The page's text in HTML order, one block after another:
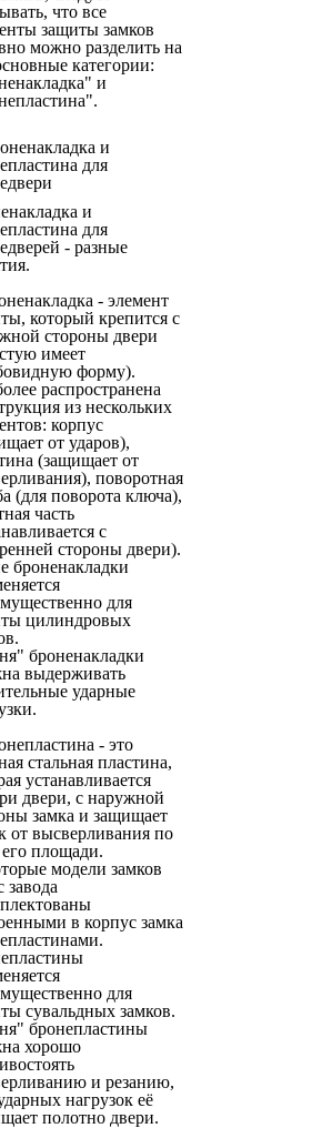
что все
защиты замков
можно разделить на
категории:
и
и
для
- разные
- элемент
который крепится с
стороны двери
имеет
форму).
распространена
из нескольких
корпус
от ударов),
(защищает от
поворотная
(для поворота ключа),
часть
с
стороны двери).
броненакладки
для
цилиндровых
броненакладки
выдерживать
ударные
- это
стальная пластина,
устанавливается
двери, с наружной
замка и защищает
от высверливания по
площади.
модели замков
завода
в корпус замка
для
сувальдных замков.
бронепластины
хорошо
и резанию,
нагрузок её
полотно двери.